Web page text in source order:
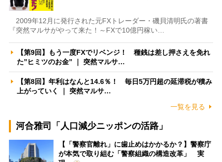
2009年12月に発行された元FXトレーダー・磯貝清明氏の著書
『突然マルサがやって来た！～FXで10億円稼い…
【第9回】もう一度FXでリベンジ！ 種銭は差し押さえを免れ
た”ヒミツのお金” ｜ 突然マルサ…
【第8回】年利はなんと14.6％！ 毎日5万円超の延滞税が積み
上がっていく ｜ 突然マルサ…
一覧を見る
河合雅司「人口減少ニッポンの活路」
【「警察官離れ」に歯止めはかかるか？】警察庁
が本気で取り組む「警察組織の構造改革」 実